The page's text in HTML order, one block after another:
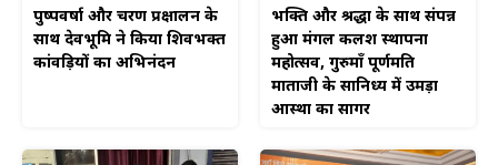
पुष्पवर्षा और चरण प्रक्षालन के
साथ देवभूमि ने किया शिवभक्त
कांवड़ियों का अभिनंदन
भक्ति और श्रद्धा के साथ संपन्न
हुआ मंगल कलश स्थापना
महोत्सव, गुरुमाँ पूर्णमति
माताजी के सानिध्य में उमड़ा
आस्था का सागर